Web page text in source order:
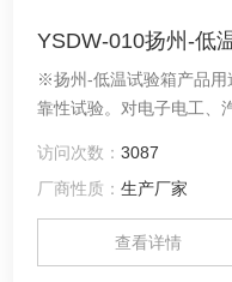
YSDW-010扬州-低
※扬州-低温试验箱产品用
靠性试验。对电子电工、
的情况下，检验其各项性
围
访问次数：3087
厂商性质：生产厂家
查看详情